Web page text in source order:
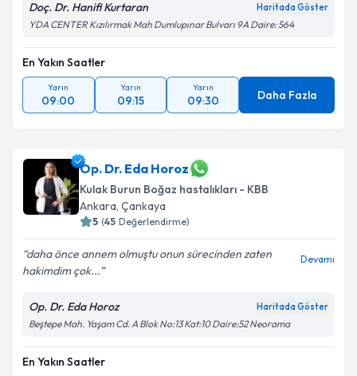
Doç. Dr. Hanifi Kurtaran Haritada Göster
YDA CENTER Kızılırmak Mah Dumlupınar Bulvarı 9A Daire: 564
En Yakın Saatler
Yarın
09:00
Yarın
09:15
Yarın
09:30 Daha Fazla
Op. Dr. Eda Horoz
Kulak Burun Boğaz hastalıkları - KBB
Ankara, Çankaya
5 (45 Değerlendirme)
daha önce annem olmuştu onun sürecinden zaten
hakimdim çok...
Devamı
Op. Dr. Eda Horoz Haritada Göster
Beştepe Mah. Yaşam Cd. A Blok No:13 Kat:10 Daire:52 Neorama
En Yakın Saatler